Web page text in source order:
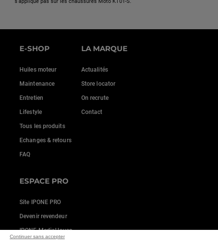
Continuer sans accepter
s'applique pas sur les chaussures Moto KT01-S.
E-SHOP
Huiles moteur
Maintenance
Entretien
Lifestyle
Tous les produits
Echanges & retours
FAQ
LA MARQUE
Actualités
Store locator
On recrute
Contact
ESPACE PRO
Site IPONE PRO
Devenir revendeur
IPONE MediaHouse